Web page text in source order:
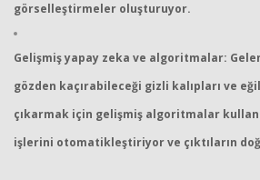
görselleştirmeler oluşturuyor.
Gelişmiş yapay zeka ve algoritmalar:
gözden kaçırabileceği gizli kalıpları ve
çıkarmak için gelişmiş algoritmalar
işlerini otomatikleştiriyor ve çıktıların